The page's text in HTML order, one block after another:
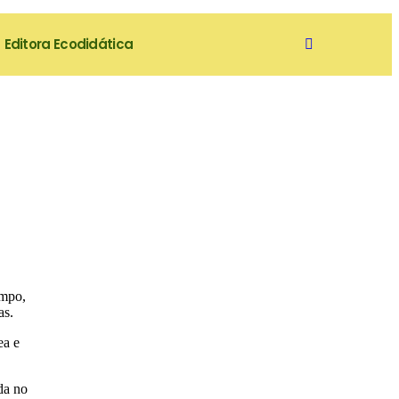
Editora Ecodidática
e
no